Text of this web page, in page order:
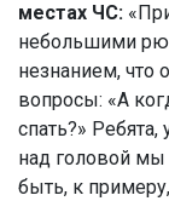
местах ЧС:
небольшими
незнанием,
вопросы: «А
спать?»
над головой
быть, к